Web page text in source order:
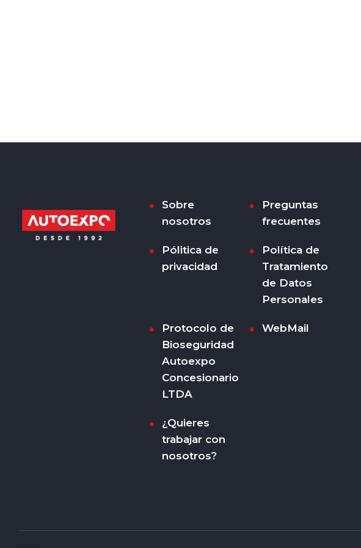
Sobre
nosotros
Preguntas
frecuentes
Pólitica de
privacidad
Política de
Tratamiento
de Datos
Personales
Protocolo de
Bioseguridad
Autoexpo
Concesionario
LTDA
WebMail
¿Quieres
trabajar con
nosotros?